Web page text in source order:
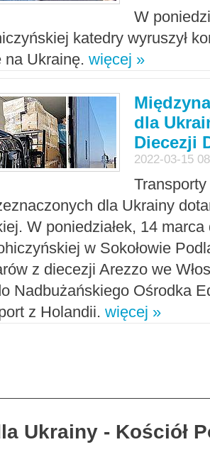
W
katedry wyruszył
na Ukrainę. więcej »
dla
Diecezji
2022-03-15
dla Ukrainy
W poniedziałek, 14
w Sokołowie
z diecezji Arezzo we
Nadbużańskiego Ośrodka
z Holandii. więcej »
Ukrainy - Kościół